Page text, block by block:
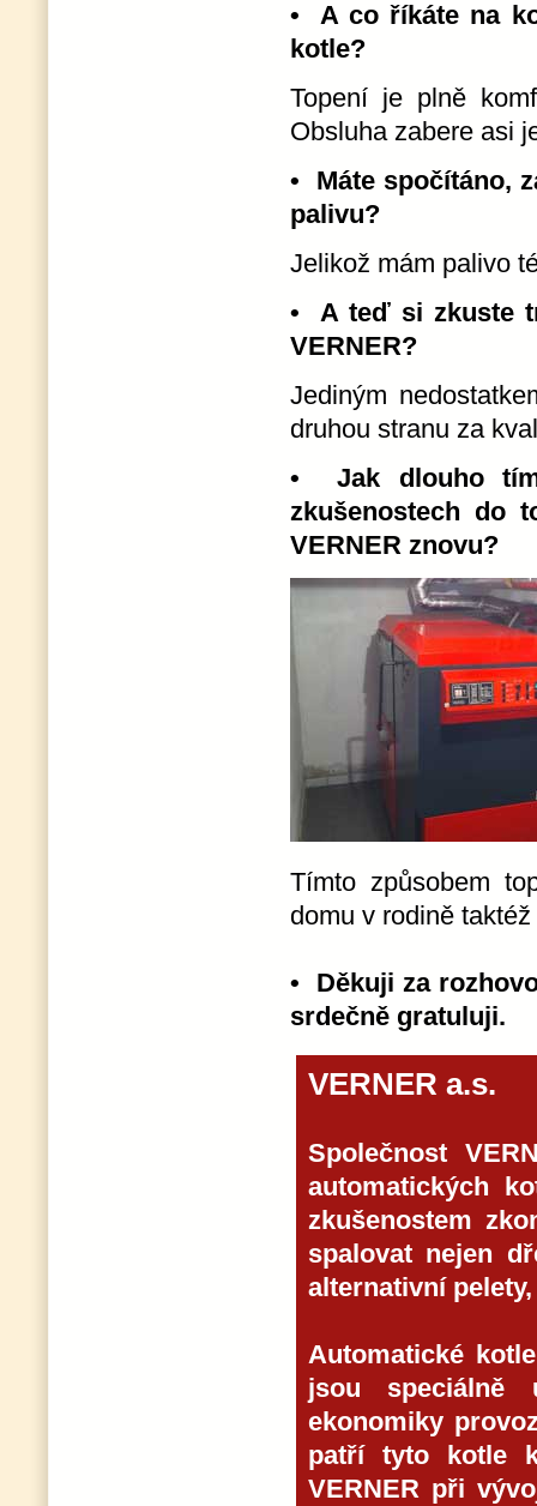
• A co říkáte na
kotle?
Topení je plně
Obsluha zabere asi
• Máte spočítáno,
palivu?
Jelikož mám palivo
• A teď si zkuste
VERNER?
Jediným
druhou stranu za
• Jak dlouho
zkušenostech do
VERNER znovu?
Tímto způsobem
domu v rodině
• Děkuji za
srdečně gratuluji.
VERNER a.s.
Společnost
automatických
zkušenostem
spalovat nejen
alternativní
Automatické
jsou speciálně
ekonomiky
patří tyto kotle
VERNER při